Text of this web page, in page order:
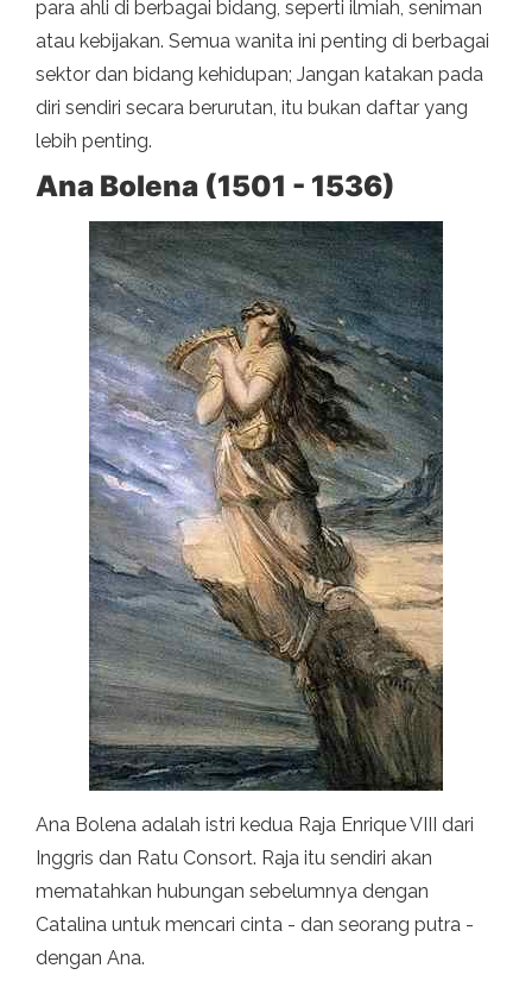
para ahli di berbagai bidang, seperti ilmiah, seniman
atau kebijakan. Semua wanita ini penting di berbagai
sektor dan bidang kehidupan; Jangan katakan pada
diri sendiri secara berurutan, itu bukan daftar yang
lebih penting.
Ana Bolena (1501 - 1536)
Ana Bolena adalah istri kedua Raja Enrique VIII dari
Inggris dan Ratu Consort. Raja itu sendiri akan
mematahkan hubungan sebelumnya dengan
Catalina untuk mencari cinta - dan seorang putra -
dengan Ana.